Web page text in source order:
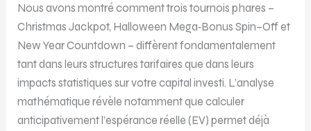
Nous avons montré comment trois tournois phares –
Christmas Jackpot, Halloween Mega‑Bonus Spin–Off et
New Year Countdown – diffèrent fondamentalement
tant dans leurs structures tarifaires que dans leurs
impacts statistiques sur votre capital investi. L’analyse
mathématique révèle notamment que calculer
anticipativement l’espérance réelle (EV) permet déjà